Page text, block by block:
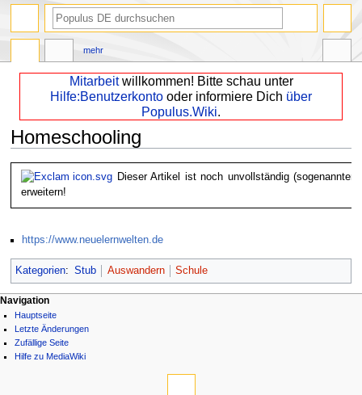
Mitarbeitwillkommen! Bitte schau unter
Hilfe:Benutzerkonto oder informiere Dich über
Populus.Wiki.
Homeschooling
Zur
Navigation
Zur
Suche
Dieser Artikel ist noch unvollständig (sogenannter "
erweitern!
https://www.neuelernwelten.de
Kategorien: Stub Auswandern Schule
mehr
Navigation
Hauptseite
Letzte Änderungen
Zufällige Seite
Hilfe zu MediaWiki